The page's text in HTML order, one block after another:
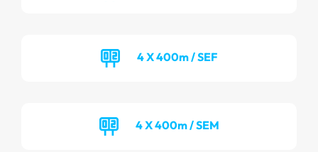
4 X 400m / SEF
4 X 400m / SEM